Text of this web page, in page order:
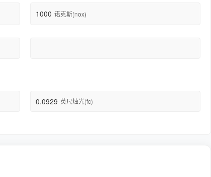
1000 诺克斯(nox)
0.0929 英尺烛光(fc)